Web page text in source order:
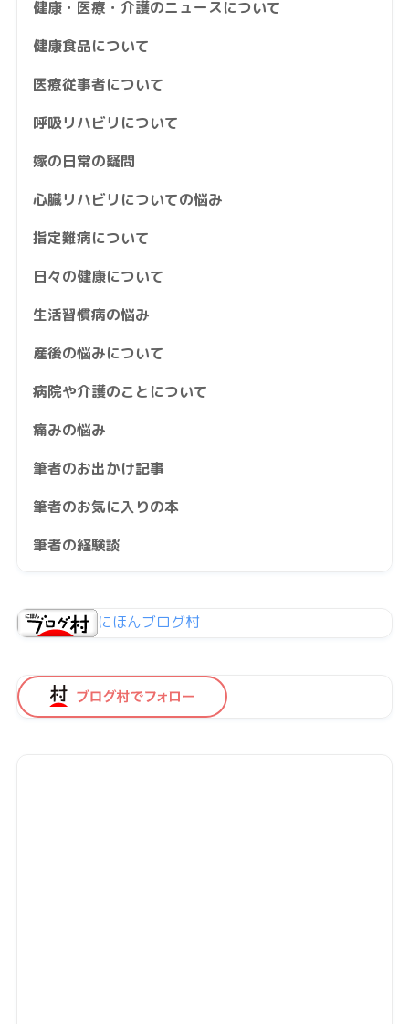
健康・医療・介護のニュースについて
健康食品について
医療従事者について
呼吸リハビリについて
嫁の日常の疑問
心臓リハビリについての悩み
指定難病について
日々の健康について
生活習慣病の悩み
産後の悩みについて
病院や介護のことについて
痛みの悩み
筆者のお出かけ記事
筆者のお気に入りの本
筆者の経験談
にほんブログ村